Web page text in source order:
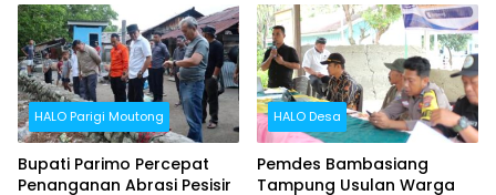
HALO Parigi Moutong
Bupati Parimo Percepat
Penanganan Abrasi Pesisir
HALO Desa
Pemdes Bambasiang
Tampung Usulan Warga